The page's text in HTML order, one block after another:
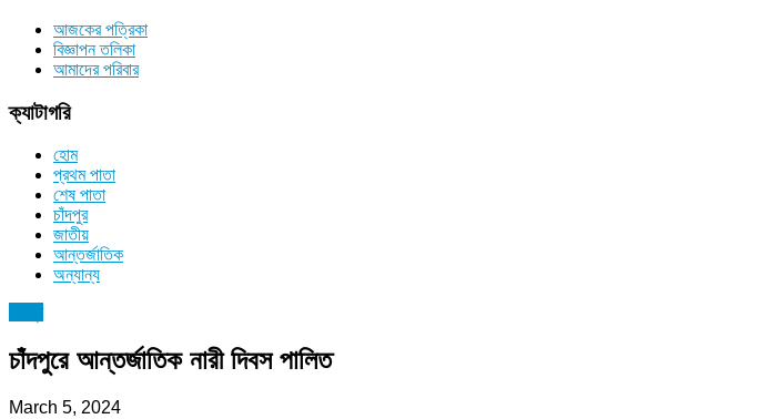
আজকের পত্রিকা
বিজ্ঞাপন তলিকা
আমাদের পরিবার
ক্যাটাগরি
হোম
প্রথম পাতা
শেষ পাতা
চাঁদপুর
জাতীয়
আন্তর্জাতিক
অন্যান্য
চাঁদপুরে আন্তর্জাতিক নারী দিবস পালিত
March 5, 2024